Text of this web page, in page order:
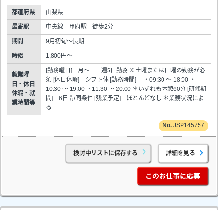
都道府県 山梨県
最寄駅 中央線 甲府駅 徒歩2分
期間 9月初旬～長期
時給 1,800円～
就業曜
日・休日
休暇・就
業時間等
[勤務曜日] 月～日 週5日勤務 ※土曜または日曜の勤務が必
須 [休日休暇] シフト休 [勤務時間] ・09:30 ～ 18:00 ・
10:30 ～ 19:00 ・11:30 ～ 20:00 ＊いずれも休憩60分 [研修期
間] 6日間/同条件 [残業予定] ほとんどなし ＊業務状況によ
る
JSP145757
検討中リストに保存する 詳細を見る
このお仕事に応募